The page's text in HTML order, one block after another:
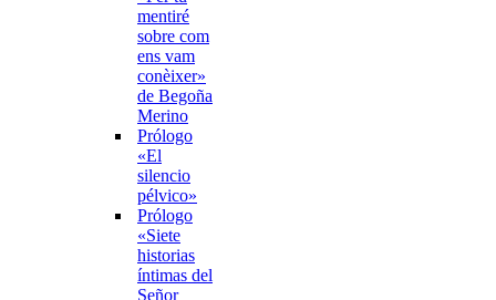
mentiré
sobre com
ens vam
conèixer»
de Begoña
Merino
Prólogo
«El
silencio
pélvico»
Prólogo
«Siete
historias
íntimas del
Señor